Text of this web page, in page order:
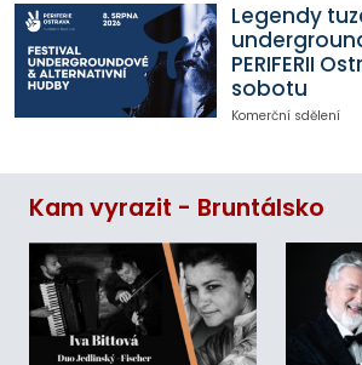
Legendy
PERIFERII
sobotu
Komerční sdělení
Kam vyrazit - Bruntálsko